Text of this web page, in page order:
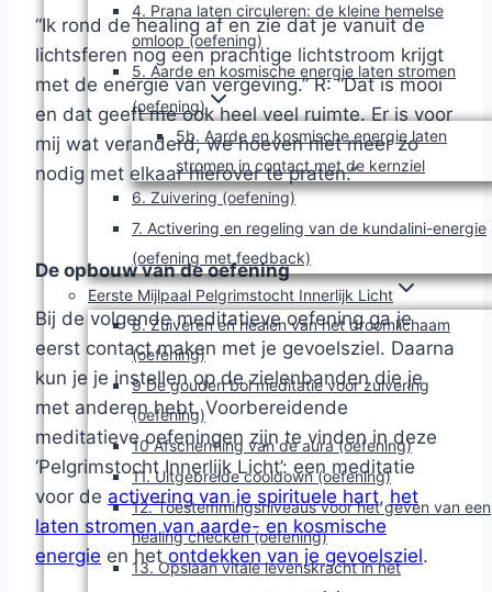
4. Prana laten circuleren: de kleine hemelse
omloop (oefening)
5. Aarde en kosmische energie laten stromen
(oefening)
5b. Aarde en kosmische energie laten
stromen in contact met de kernziel
6. Zuivering (oefening)
7. Activering en regeling van de kundalini-energie
(oefening met feedback)
Eerste Mijlpaal Pelgrimstocht Innerlijk Licht
8. Zuiveren en healen van het droomlichaam
(oefening)
9 De gouden bol meditatie voor zuivering
(oefening)
10 Afscherming van de aura (oefening)
11. Uitgebreide cooldown (oefening)
12. Toestemmingsniveaus voor het geven van een
healing checken (oefening)
13. Opslaan vitale levenskracht in het
“Ik rond de healing af en zie dat je vanuit de
lichtsferen nog een prachtige lichtstroom krijgt
met de energie van vergeving.” R: “Dat is mooi
en dat geeft me ook heel veel ruimte. Er is voor
mij wat veranderd, we hoeven niet meer zo
nodig met elkaar hierover te praten.”
De opbouw van de oefening
Bij de volgende meditatieve oefening ga je
eerst contact maken met je gevoelsziel. Daarna
kun je je instellen op de zielenbanden die je
met anderen hebt. Voorbereidende
meditatieve oefeningen zijn te vinden in deze
‘Pelgrimstocht Innerlijk Licht’: een meditatie
voor de activering van je spirituele hart, het
laten stromen van aarde- en kosmische
energie en hetontdekken van je gevoelsziel.